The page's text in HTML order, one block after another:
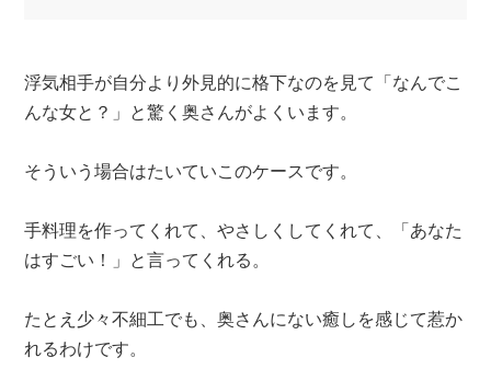
浮気相手が自分より外見的に格下なのを見て「なんでこ
んな女と？」と驚く奥さんがよくいます。
そういう場合はたいていこのケースです。
手料理を作ってくれて、やさしくしてくれて、「あなた
はすごい！」と言ってくれる。
たとえ少々不細工でも、奥さんにない癒しを感じて惹か
れるわけです。